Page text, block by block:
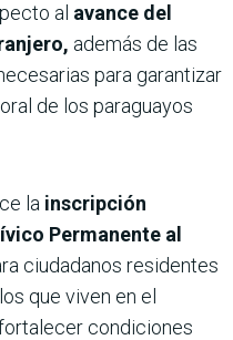
al avance del
además de las
para garantizar
de los paraguayos
la inscripción
Permanente al
ciudadanos residentes
que viven en el
condiciones